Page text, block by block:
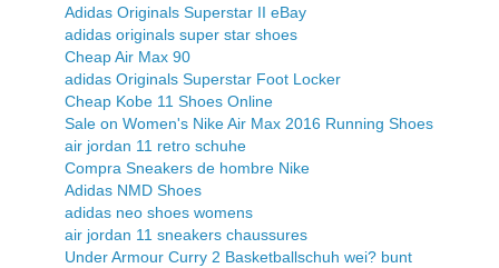
Adidas Originals Superstar II eBay
adidas originals super star shoes
Cheap Air Max 90
adidas Originals Superstar Foot Locker
Cheap Kobe 11 Shoes Online
Sale on Women's Nike Air Max 2016 Running Shoes
air jordan 11 retro schuhe
Compra Sneakers de hombre Nike
Adidas NMD Shoes
adidas neo shoes womens
air jordan 11 sneakers chaussures
Under Armour Curry 2 Basketballschuh wei? bunt